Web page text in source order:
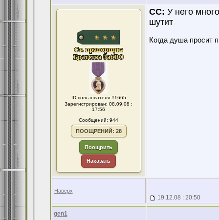
ID пользователя #1665
Зарегистрирован: 08.09.08 :
17:56
Сообщений: 944
ПООЩРЕНИЙ: 28
Поощрить
Наказать
CC: У него
шутит
Когда душа просит
Наверх
19.12.08 : 20:50
gen1